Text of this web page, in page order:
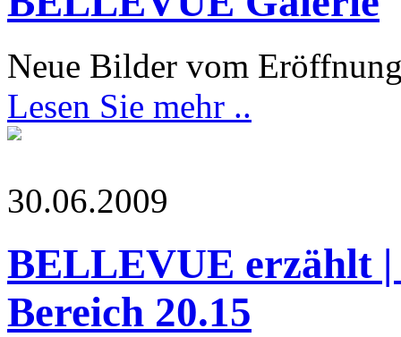
Neue Bilder vom
Lesen Sie mehr ..
30.06.2009
BELLEVUE erzählt |
Bereich 20.15